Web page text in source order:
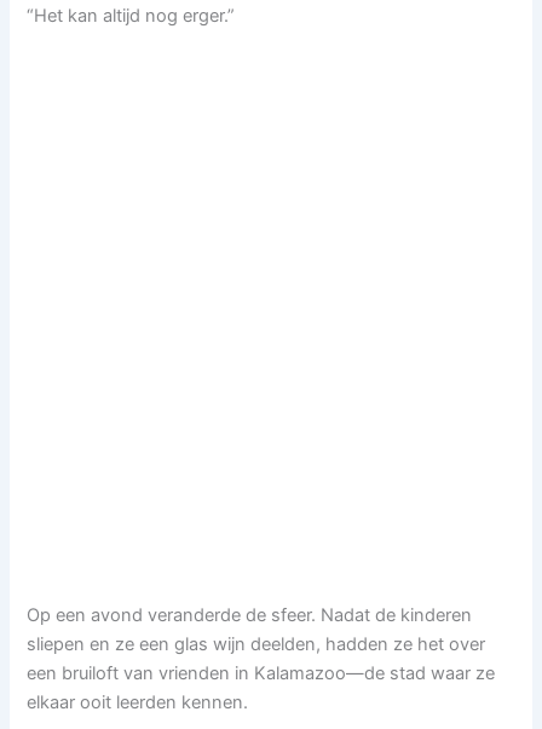
“Het kan altijd nog erger.”
Op een avond veranderde de sfeer. Nadat de kinderen
sliepen en ze een glas wijn deelden, hadden ze het over
een bruiloft van vrienden in Kalamazoo—de stad waar ze
elkaar ooit leerden kennen.